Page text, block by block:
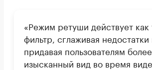
«Режим ретуши действует как
фильтр, сглаживая
придавая пользователям более
изысканный вид во время